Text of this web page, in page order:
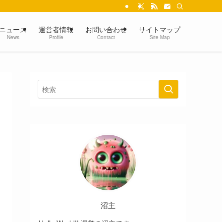
ニュース
News
運営者情報
Profile
お問い合わせ
Contact
サイトマップ
Site Map
沼主